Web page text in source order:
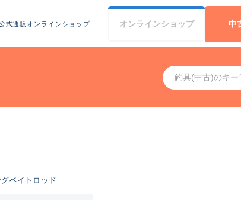
式通販オンラインショップ オンラインショップ 中
グベイトロッド